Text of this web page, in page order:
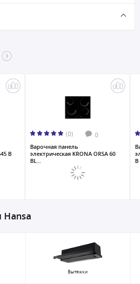
B
(0) 0
Варочная панель
электрическая KRONA ORSA 60
BL...
Hansa
Вытяжки